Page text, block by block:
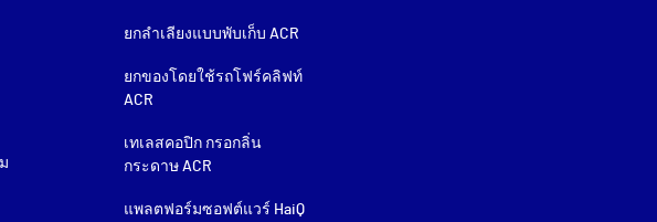
ยกลำเลียงแบบพับเก็บ ACR
ยกของโดยใช้รถโฟร์คลิฟท์
ACR
เทเลสคอปิก กรอกลิ่น
กระดาษ ACR
แพลตฟอร์มซอฟต์แวร์ HaiQ